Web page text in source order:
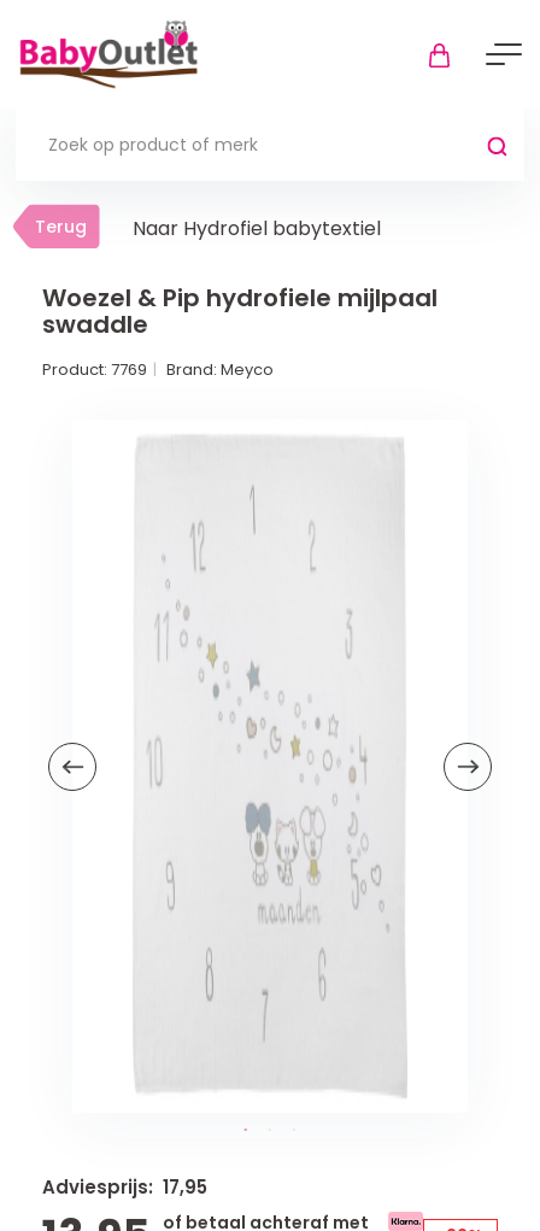
Terug
Thuis
Boxmatrassen en hoeslakens
Veiligheid in en om huis
Veiligheid buiten de deur
Kinderstoelen
Schommelstoelen en wipstoeltjes
Terug Naar Hydrofiel babytextiel
Woezel & Pip hydrofiele mijlpaal
swaddle
Product: 7769 Brand: Meyco
Adviesprijs: 17,95
of betaal achteraf met